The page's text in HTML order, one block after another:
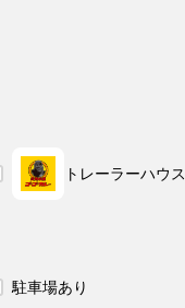
トレーラーハウス
駐車場あり